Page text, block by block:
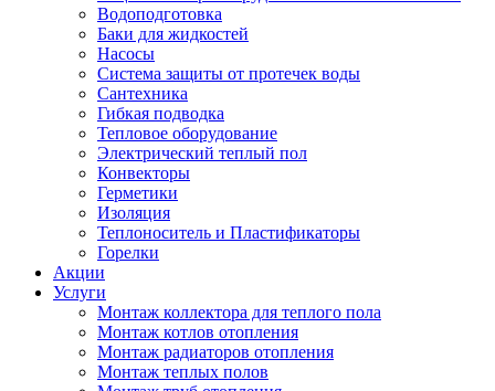
Водоподготовка
Баки для жидкостей
Насосы
Система защиты от протечек воды
Сантехника
Гибкая подводка
Тепловое оборудование
Электрический теплый пол
Конвекторы
Герметики
Изоляция
Теплоноситель и Пластификаторы
Горелки
Акции
Услуги
Монтаж коллектора для теплого пола
Монтаж котлов отопления
Монтаж радиаторов отопления
Монтаж теплых полов